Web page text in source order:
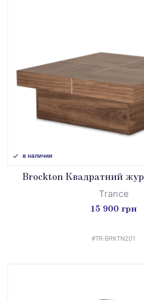
в наличии
Brockton Квадратний
Trance
15 900 грн
#TR-BRKTN201